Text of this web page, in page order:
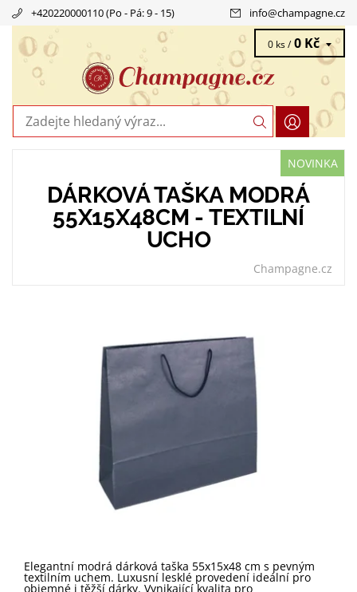
+420220000110 (Po - Pá: 9 - 15) info@champagne.cz
0 ks / 0 Kč
NOVINKA
DÁRKOVÁ TAŠKA MODRÁ
55X15X48CM - TEXTILNÍ
UCHO
Champagne.cz
Elegantní modrá dárková taška 55x15x48 cm s pevným
textilním uchem. Luxusní lesklé provedení ideální pro
objemné i těžší dárky. Vynikající kvalita pro